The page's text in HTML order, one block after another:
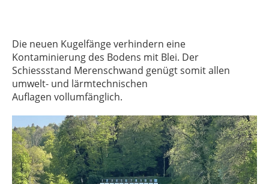
Die neuen Kugelfänge verhindern eine
Kontaminierung des Bodens mit Blei. Der
Schiessstand Merenschwand genügt somit allen
umwelt- und lärmtechnischen
Auflagen vollumfänglich.